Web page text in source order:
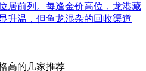
居前列。每逢金价高位，龙港藏
升温，但鱼龙混杂的回收渠道